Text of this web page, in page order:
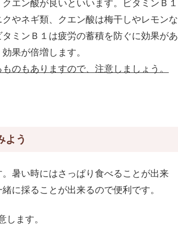
エン酸が良いといいます。ビタミンＢ１
やネギ類、クエン酸は梅干しやレモンな
ミンＢ１は疲労の蓄積を防ぐに効果があ
果が倍増します。
のもありますので、注意しましょう。
よう
暑い時にはさっぱり食べることが出来
に採ることが出来るので便利です。
ます。